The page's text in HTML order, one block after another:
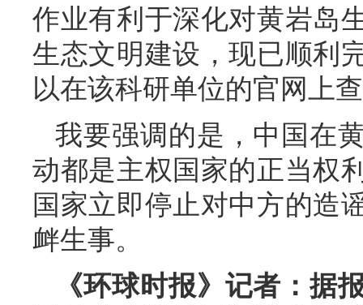
作业有利于深化对黄岩岛
生态文明建设，现已顺利
以在该科研单位的官网上
我要强调的是，中国在
动都是主权国家的正当权
国家立即停止对中方的造
衅生事。
《环球时报》记者：据